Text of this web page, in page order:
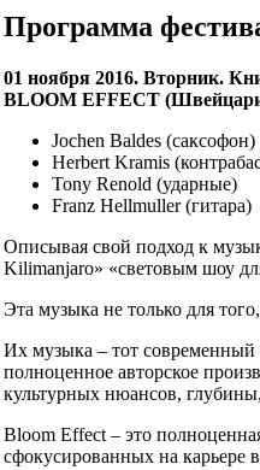
Программа
01 ноября 2016. Вторник.
BLOOM EFFECT
Jochen Baldes (саксофон)
Herbert Kramis
Tony Renold (ударные)
Franz Hellmuller (гитара)
Описывая свой подход к
Kilimanjaro» «световым шоу
Эта музыка не только для
Их музыка – тот современный
полноценное авторское
культурных нюансов,
Bloom Effect – это
сфокусированных на карьере